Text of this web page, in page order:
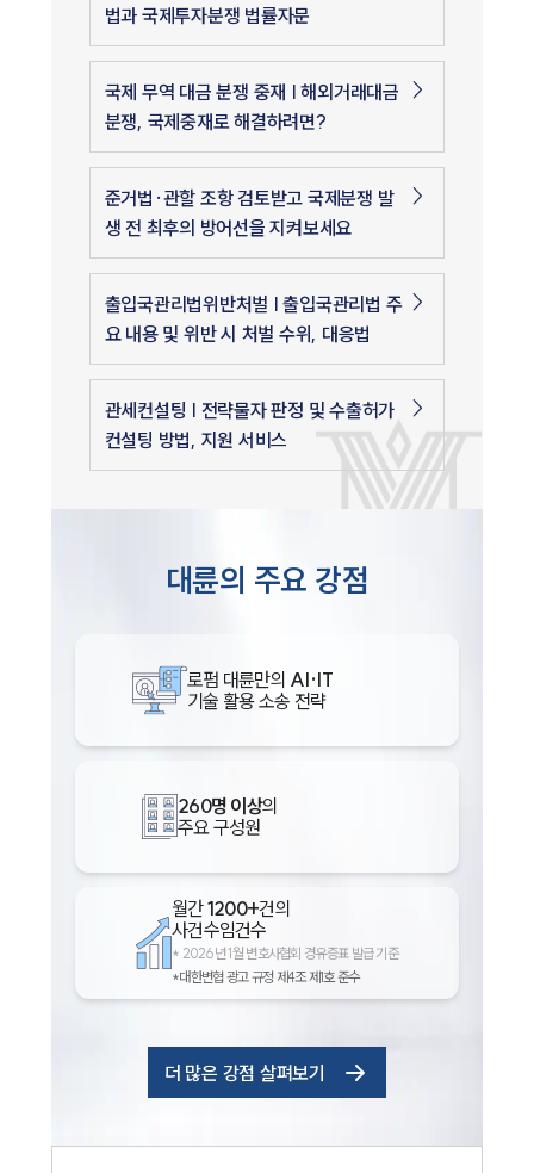
법과 국제투자분쟁 법률자문
국제 무역 대금 분쟁 중재 | 해외거래대금
분쟁, 국제중재로 해결하려면?
준거법·관할 조항 검토받고 국제분쟁 발
생 전 최후의 방어선을 지켜보세요
출입국관리법위반처벌 | 출입국관리법 주
요 내용 및 위반 시 처벌 수위, 대응법
관세컨설팅 | 전략물자 판정 및 수출허가
컨설팅 방법, 지원 서비스
대륜의 주요 강점
로펌 대륜만의 AI·IT
기술 활용 소송 전략
260명 이상의
주요 구성원
월간1200+건의
사건수임건수
* 2026년 1월 변호사협회 경유증표 발급 기준
*대한변협 광고 규정 제4조 제1호 준수
더 많은 강점 살펴보기